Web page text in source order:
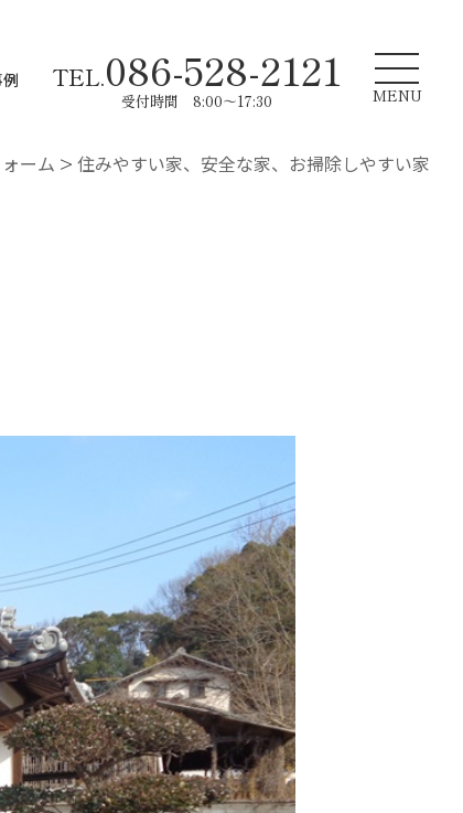
TEL.086-528-2121
受付時間 8:00～17:30 MENU
ーム > 住みやすい家、安全な家、お掃除しやすい家